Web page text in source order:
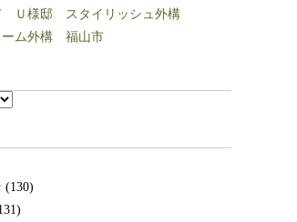
Ｕ様邸 スタイリッシュ外構
ーム外構 福山市
(130)